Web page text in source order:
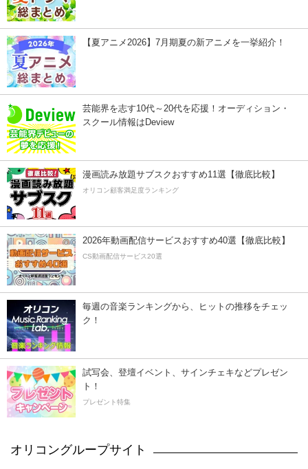
【夏アニメ2026】7月期夏の新アニメを一挙紹介！
芸能界を志す10代～20代を応援！オーディション・
スクール情報はDeview
漫画読み放題サブスクおすすめ11選【徹底比較】
オリコン顧客満足度ランキング
2026年動画配信サービスおすすめ40選【徹底比較】
CS動画配信サービス20選
毎週の音楽ランキングから、ヒットの推移をチェッ
ク！
試写会、登壇イベント、サインチェキなどプレゼン
ト！
プレゼント特集
オリコングループサイト